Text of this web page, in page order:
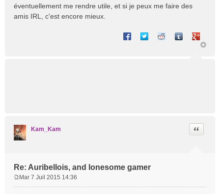
éventuellement me rendre utile, et si je peux me faire des
amis IRL, c'est encore mieux.
Partager sur Facebook
Partager sur Twitter
Partager sur Reddit
Partager sur
Partager
Kam_Kam
Re: Auribellois, and lonesome gamer
Citation
Mar 7 Juil 2015 14:36